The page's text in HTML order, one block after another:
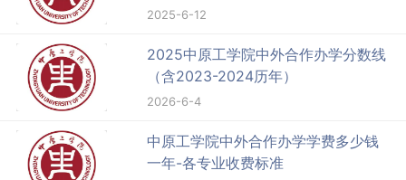
2025-6-12
2025中原工学院中外合作办学分数线
（含2023-2024历年）
2026-6-4
中原工学院中外合作办学学费多少钱
一年-各专业收费标准